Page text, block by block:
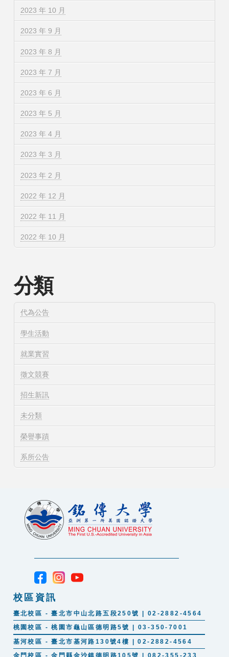
2023 年 10 月
2023 年 9 月
2023 年 8 月
2023 年 7 月
2023 年 6 月
2023 年 5 月
2023 年 4 月
2023 年 3 月
2023 年 2 月
2022 年 12 月
2022 年 11 月
2022 年 10 月
分類
代為公告
學生活動
就業實習
徵文競賽
招生新訊
未分類
榮譽事蹟
系所公告
校區資訊
臺北校區 - 臺北市中山北路五段250號 | 02-2882-4564
桃園校區 - 桃園市龜山區德明路5號 | 03-350-7001
基河校區 - 臺北市基河路130號4樓 | 02-2882-4564